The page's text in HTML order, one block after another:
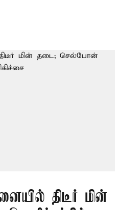
திடீர் மின்